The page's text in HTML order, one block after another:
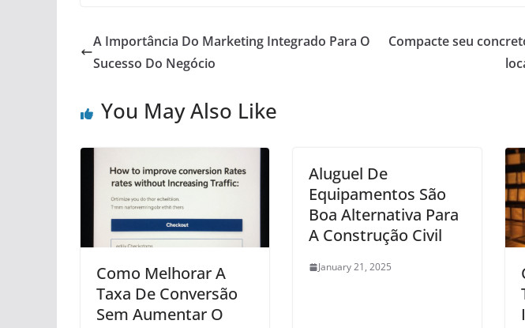
A Importância Do Marketing Integrado Para O
Sucesso Do Negócio
Compacte seu
You May Also Like
Como Melhorar A
Taxa De Conversão
Sem Aumentar O
Aluguel De
Equipamentos São
Boa Alternativa Para
A Construção Civil
January 21, 2025